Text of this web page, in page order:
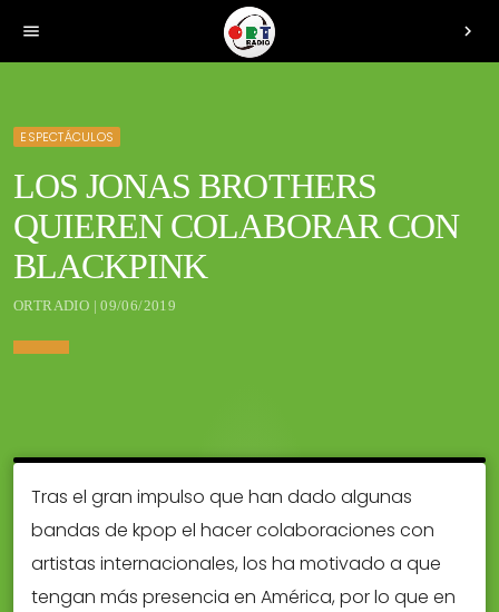
menu chevron_right
ESPECTÁCULOS
LOS JONAS BROTHERS
QUIEREN COLABORAR CON
BLACKPINK
ORTRADIO | 09/06/2019
Tras el gran impulso que han dado algunas
bandas de kpop el hacer colaboraciones con
artistas internacionales, los ha motivado a que
tengan más presencia en América, por lo que en